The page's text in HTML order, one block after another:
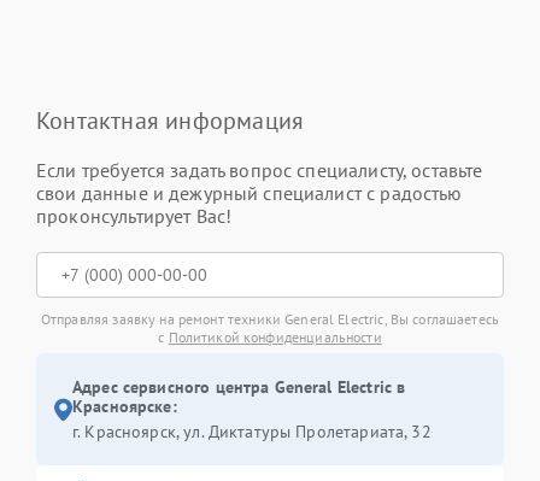
Контактная информация
Если требуется задать вопрос специалисту, оставьте
свои данные и дежурный специалист с радостью
проконсультирует Вас!
Отправляя заявку на ремонт техники General Electric, Вы соглашаетесь
с Политикой конфиденциальности
Адрес сервисного центра General Electric в
Красноярске:
г. Красноярск, ул. Диктатуры Пролетариата, 32